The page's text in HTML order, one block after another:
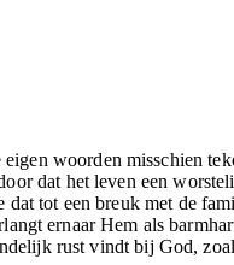
woorden misschien
dat het leven een
dat tot een breuk met de
ernaar Hem als
rust vindt bij God,